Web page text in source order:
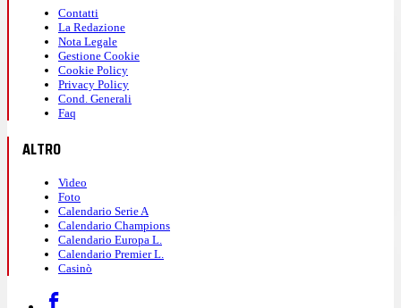
Contatti
La Redazione
Nota Legale
Gestione Cookie
Cookie Policy
Privacy Policy
Cond. Generali
Faq
ALTRO
Video
Foto
Calendario Serie A
Calendario Champions
Calendario Europa L.
Calendario Premier L.
Casinò